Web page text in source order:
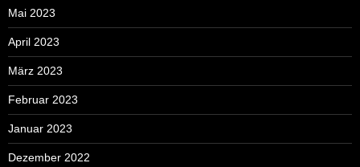
Mai 2023
April 2023
März 2023
Februar 2023
Januar 2023
Dezember 2022